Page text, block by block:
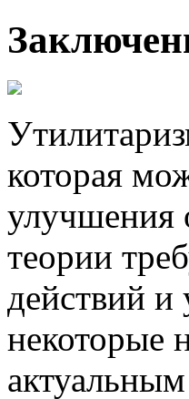
которая
улучшения
теории
действий и
некоторые